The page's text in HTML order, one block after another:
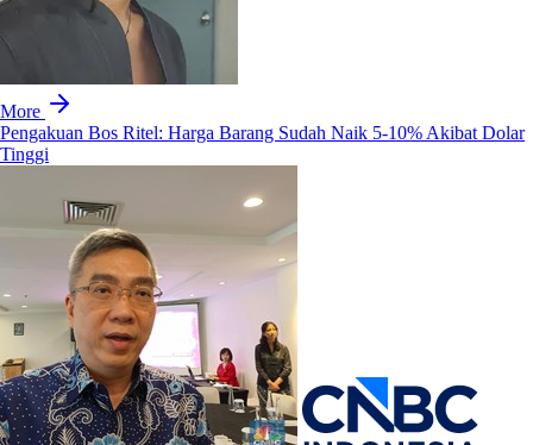
More
Pengakuan Bos Ritel: Harga Barang Sudah Naik 5-10% Akibat Dolar
Tinggi